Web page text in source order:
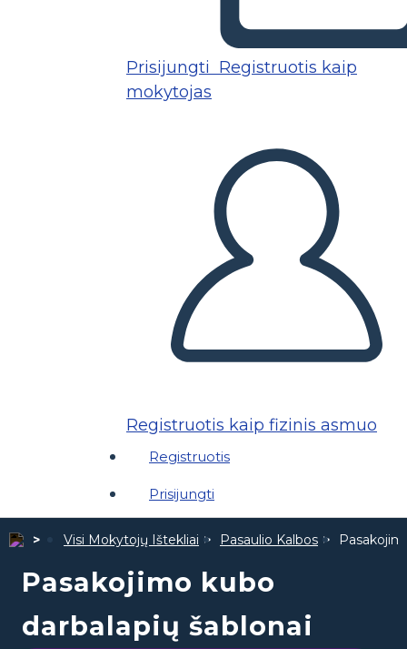
Prisijungti Registruotis kaip
mokytojas
Registruotis kaip fizinis asmuo
Registruotis
Prisijungti
Visi Mokytojų Ištekliai Pasaulio Kalbos
Pasakojimo kubo
darbalapių šablonai